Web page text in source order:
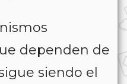
dependen de
siendo el